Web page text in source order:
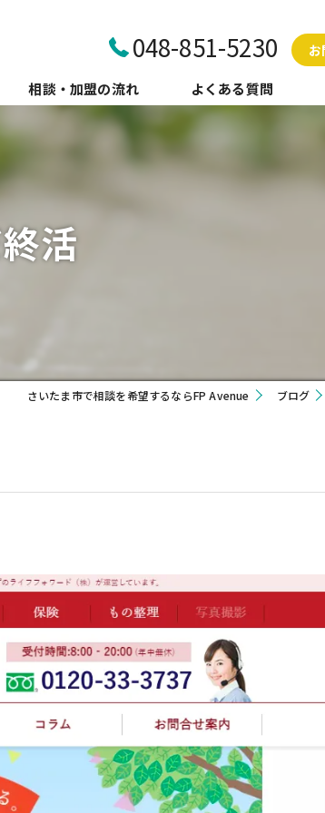
048-851-5230
相談・加盟の流れ よくある質問
活
さいたま市で相談を希望するならFP Avenue ブログ